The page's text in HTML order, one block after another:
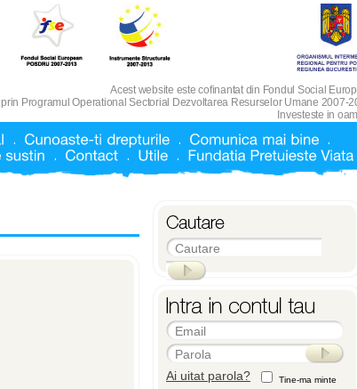
Acest website este cofinantat din Fondul Social
prin Programul Operational Sectorial Dezvoltarea Resurselor Umane 2007-
Investeste in
Cautare
Email
Parola
Tine-ma minte
Ai uitat parola?